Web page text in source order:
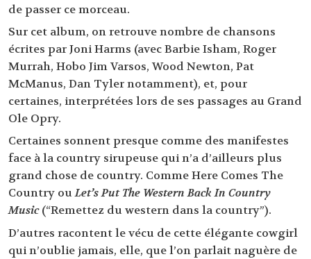
de passer ce morceau.
Sur cet album, on retrouve nombre de chansons
écrites par Joni Harms (avec Barbie Isham, Roger
Murrah, Hobo Jim Varsos, Wood Newton, Pat
McManus, Dan Tyler notamment), et, pour
certaines, interprétées lors de ses passages au Grand
Ole Opry.
Certaines sonnent presque comme des manifestes
face à la country sirupeuse qui n’a d’ailleurs plus
grand chose de country. Comme Here Comes The
Country ouLet’s Put The Western Back In Country
Music(“Remettez du western dans la country”).
D’autres racontent le vécu de cette élégante cowgirl
qui n’oublie jamais, elle, que l’on parlait naguère de